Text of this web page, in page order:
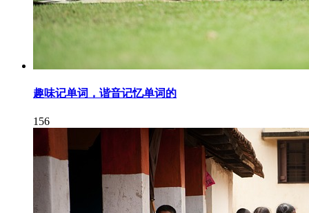
趣味记单词，谐音记忆单词的
156